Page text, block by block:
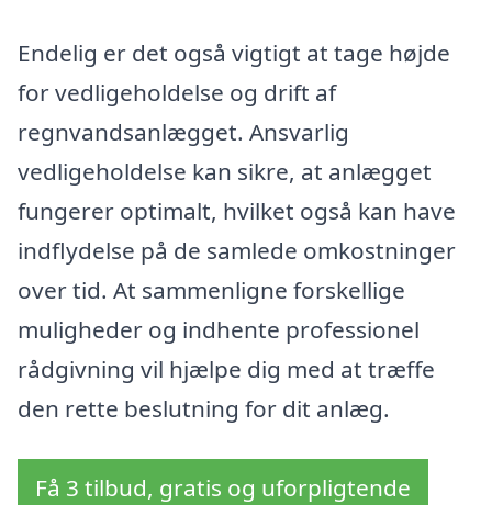
Endelig er det også vigtigt at tage højde
for vedligeholdelse og drift af
regnvandsanlægget. Ansvarlig
vedligeholdelse kan sikre, at anlægget
fungerer optimalt, hvilket også kan have
indflydelse på de samlede omkostninger
over tid. At sammenligne forskellige
muligheder og indhente professionel
rådgivning vil hjælpe dig med at træffe
den rette beslutning for dit anlæg.
Få 3 tilbud, gratis og uforpligtende